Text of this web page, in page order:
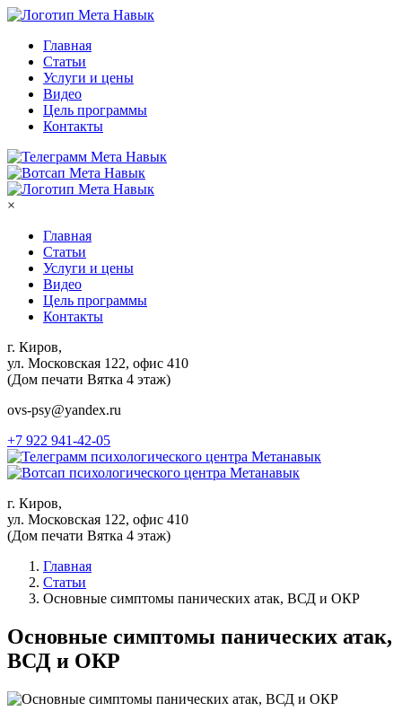
Главная
Статьи
Услуги и цены
Видео
Цель программы
Контакты
×
Главная
Статьи
Услуги и цены
Видео
Цель программы
Контакты
г. Киров,
ул. Московская 122, офис 410
(Дом печати Вятка 4 этаж)
ovs-psy@yandex.ru
+7 922 941-42-05
г. Киров,
ул. Московская 122, офис 410
(Дом печати Вятка 4 этаж)
Главная
Статьи
Основные симптомы панических атак, ВСД и ОКР
Основные симптомы панических атак,
ВСД и ОКР